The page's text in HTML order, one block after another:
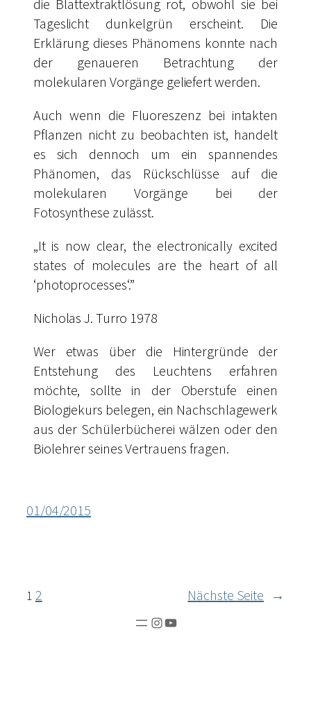
die Blattextraktlösung rot, obwohl sie bei
Tageslicht dunkelgrün erscheint. Die
Erklärung dieses Phänomens konnte nach
der genaueren Betrachtung der
molekularen Vorgänge geliefert werden.
Auch wenn die Fluoreszenz bei intakten
Pflanzen nicht zu beobachten ist, handelt
es sich dennoch um ein spannendes
Phänomen, das Rückschlüsse auf die
molekularen Vorgänge bei der
Fotosynthese zulässt.
„It is now clear, the electronically excited
states of molecules are the heart of all
‘photo­processes‘.”
Nicholas J. Turro 1978
Wer etwas über die Hintergründe der
Entstehung des Leuchtens erfahren
möchte, sollte in der Oberstufe einen
Biologiekurs belegen, ein Nachschlagewerk
aus der Schülerbücherei wälzen oder den
Biolehrer seines Vertrauens fragen.
01/04/2015
1 2 Nächste Seite →